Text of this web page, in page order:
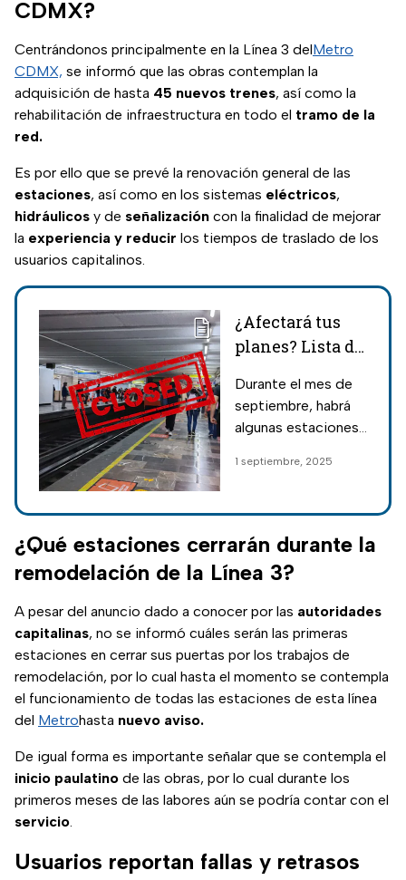
CDMX?
Centrándonos principalmente en la Línea 3 delMetro
CDMX, se informó que las obras contemplan la
adquisición de hasta 45 nuevos trenes, así como la
rehabilitación de infraestructura en todo el tramo de la
red.
Es por ello que se prevé la renovación general de las
estaciones, así como en los sistemas eléctricos,
hidráulicos y de señalización con la finalidad de mejorar
la experiencia y reducir los tiempos de traslado de los
usuarios capitalinos.
¿Afectará tus
planes? Lista de
del Metro CDMX
que estarán
septiembre
Durante el mes de
septiembre, habrá
algunas estaciones
que permanecerán
los trabajos de
reparación que
realiza el gobierno.
1 septiembre, 2025
¿Qué estaciones cerrarán durante la
remodelación de la Línea 3?
A pesar del anuncio dado a conocer por las autoridades
capitalinas, no se informó cuáles serán las primeras
estaciones en cerrar sus puertas por los trabajos de
remodelación, por lo cual hasta el momento se contempla
el funcionamiento de todas las estaciones de esta línea
del Metrohasta nuevo aviso.
De igual forma es importante señalar que se contempla el
inicio paulatino de las obras, por lo cual durante los
primeros meses de las labores aún se podría contar con el
servicio.
Usuarios reportan fallas y retrasos